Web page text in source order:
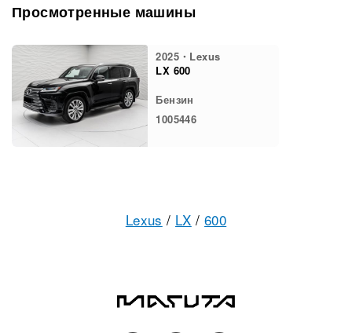
Просмотренные машины
2025・Lexus
LX 600
Бензин
1005446
Lexus / LX / 600